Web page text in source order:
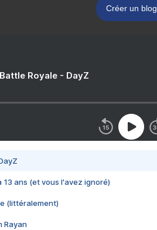
Créer un blog
Royale - DayZ
13 ans (et vous l'avez ignoré)
(littéralement)
Rayan